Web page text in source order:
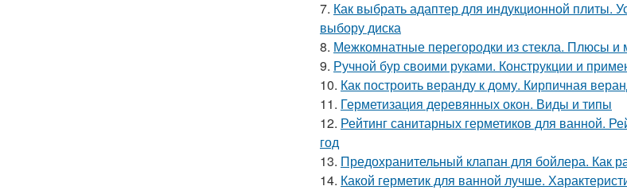
7. Как выбрать адаптер для индукционной плиты.
выбору диска
8. Межкомнатные перегородки из стекла. Плюсы и
9. Ручной бур своими руками. Конструкции и
10. Как построить веранду к дому. Кирпичная
11. Герметизация деревянных окон. Виды и типы
12. Рейтинг санитарных герметиков для ванной.
год
13. Предохранительный клапан для бойлера. Как
14. Какой герметик для ванной лучше.